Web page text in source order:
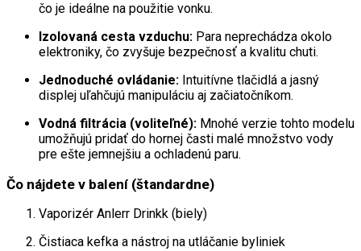
čo je ideálne na použitie vonku.
Izolovaná cesta vzduchu: Para neprechádza okolo
elektroniky, čo zvyšuje bezpečnosť a kvalitu chuti.
Jednoduché ovládanie: Intuitívne tlačidlá a jasný
displej uľahčujú manipuláciu aj začiatočníkom.
Vodná filtrácia (voliteľné): Mnohé verzie tohto modelu
umožňujú pridať do hornej časti malé množstvo vody
pre ešte jemnejšiu a ochladenú paru.
Čo nájdete v balení (štandardne)
Vaporizér Anlerr Drinkk (biely)
Čistiaca kefka a nástroj na utláčanie byliniek